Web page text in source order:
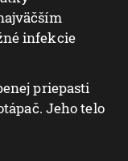
infekcie
priepasti
Jeho telo